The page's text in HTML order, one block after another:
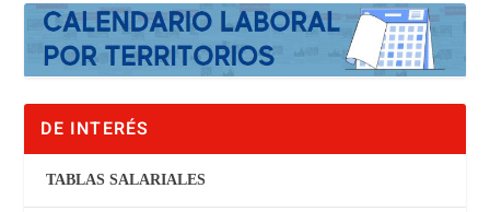
DE INTERÉS
TABLAS SALARIALES